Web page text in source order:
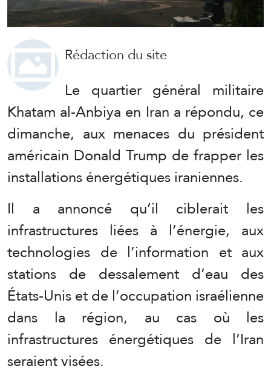
Rédaction du site
Le quartier général militaire
Khatam al-Anbiya en Iran a répondu, ce
dimanche, aux menaces du président
américain Donald Trump de frapper les
installations énergétiques iraniennes.
Il a annoncé qu’il ciblerait les
infrastructures liées à l’énergie, aux
technologies de l’information et aux
stations de dessalement d’eau des
États-Unis et de l’occupation israélienne
dans la région, au cas où les
infrastructures énergétiques de l’Iran
seraient visées.